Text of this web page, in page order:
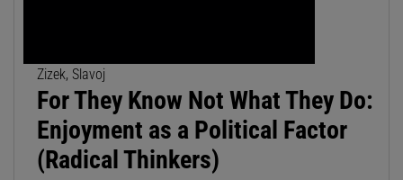
Zizek, Slavoj
For They Know Not What They Do:
Enjoyment as a Political Factor
(Radical Thinkers)